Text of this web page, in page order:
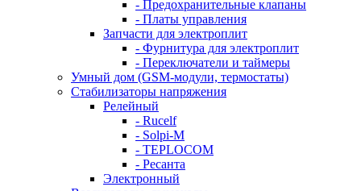
- Предохранительные клапаны
- Платы управления
Запчасти для электроплит
- Фурнитура для электроплит
- Переключатели и таймеры
Умный дом (GSM-модули, термостаты)
Cтабилизаторы напряжения
Релейный
- Rucelf
- Solpi-M
- TEPLOCOM
- Ресанта
Электронный